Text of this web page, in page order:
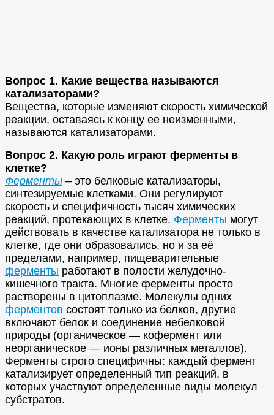
Вопрос 1. Какие вещества называются
катализаторами?
Вещества, которые изменяют скорость химической
реакции, оставаясь к концу ее неизменными,
называются катализаторами.
Вопрос 2. Какую роль играют ферменты в
клетке?
Ферменты – это белковые катализаторы,
синтезируемые клетками. Они регулируют
скорость и специфичность тысяч химических
реакций, протекающих в клетке. Ферменты могут
действовать в качестве катализатора не только в
клетке, где они образовались, но и за её
пределами, например, пищеварительные
ферменты работают в полости желудочно-
кишечного тракта. Многие ферменты просто
растворены в цитоплазме. Молекулы одних
ферментов состоят только из белков, другие
включают белок и соединение небелковой
природы (органическое — кофермент или
неорганическое — ионы различных металлов).
Ферменты строго специфичны: каждый фермент
катализирует определенный тип реакций, в
которых участвуют определенные виды молекул
субстратов.